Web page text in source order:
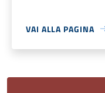
VAI ALLA PAGINA